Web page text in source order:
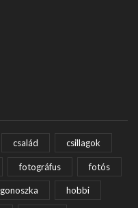
család csillagok
fotográfus fotós
gonoszka hobbi